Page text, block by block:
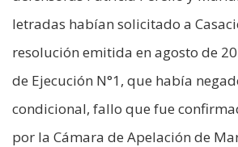
letradas habían solicitado a
resolución emitida en agosto de
de Ejecución N°1, que había
condicional, fallo que fue
por la Cámara de Apelación de